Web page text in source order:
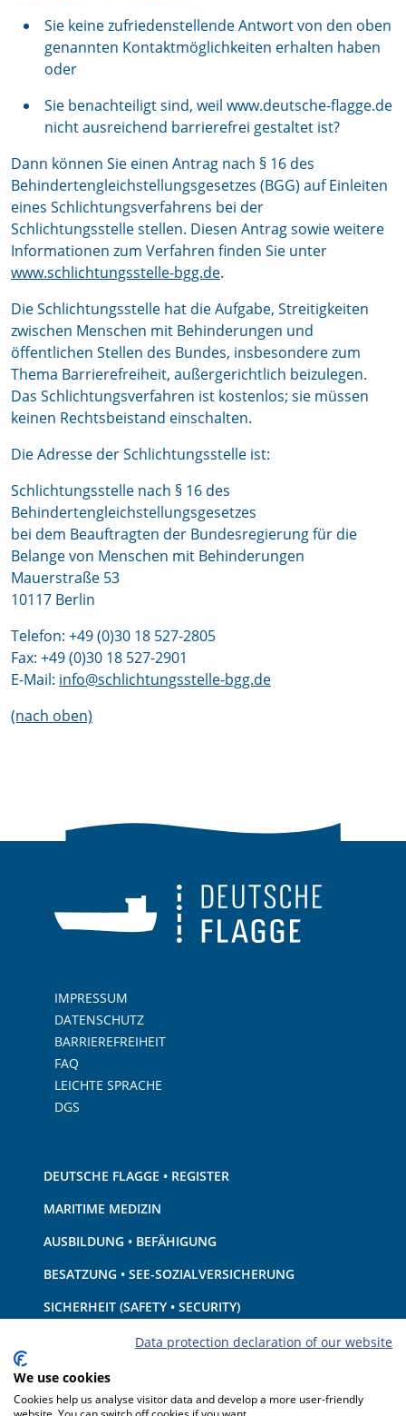
Sie keine zufriedenstellende Antwort von den oben
genannten Kontaktmöglichkeiten erhalten haben
oder
Sie benachteiligt sind, weil www.deutsche-flagge.de
nicht ausreichend barrierefrei gestaltet ist?
Dann können Sie einen Antrag nach § 16 des
Behindertengleichstellungsgesetzes (BGG) auf Einleiten
eines Schlichtungsverfahrens bei der
Schlichtungsstelle stellen. Diesen Antrag sowie weitere
Informationen zum Verfahren finden Sie unter
www.schlichtungsstelle-bgg.de.
Die Schlichtungsstelle hat die Aufgabe, Streitigkeiten
zwischen Menschen mit Behinderungen und
öffentlichen Stellen des Bundes, insbesondere zum
Thema Barrierefreiheit, außergerichtlich beizulegen.
Das Schlichtungsverfahren ist kostenlos; sie müssen
keinen Rechtsbeistand einschalten.
Die Adresse der Schlichtungsstelle ist:
Schlichtungsstelle nach § 16 des
Behindertengleichstellungsgesetzes
bei dem Beauftragten der Bundesregierung für die
Belange von Menschen mit Behinderungen
Mauerstraße 53
10117 Berlin
Telefon: +49 (0)30 18 527-2805
Fax: +49 (0)30 18 527-2901
E-Mail: info@schlichtungsstelle-bgg.de
(nach oben)
IMPRESSUM
DATENSCHUTZ
BARRIEREFREIHEIT
FAQ
LEICHTE SPRACHE
DGS
DEUTSCHE FLAGGE • REGISTER
MARITIME MEDIZIN
AUSBILDUNG • BEFÄHIGUNG
BESATZUNG • SEE-SOZIALVERSICHERUNG
SICHERHEIT (SAFETY • SECURITY)
SCHIFF • AUSRÜSTUNG
UMWELTSCHUTZ • KLIMA
HAFTUNG • FINANZEN
Data protection declaration of our website
We use cookies
Cookies help us analyse visitor data and develop a more user-friendly